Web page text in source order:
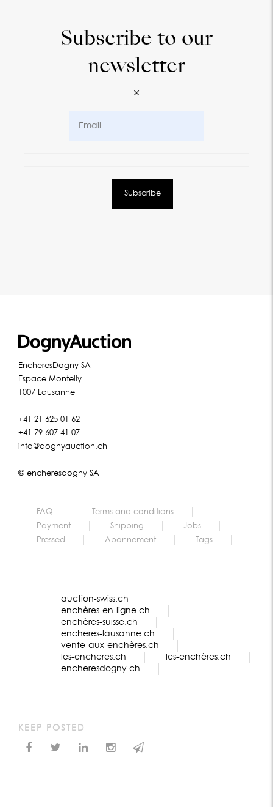
Subscribe to our
newsletter
×
EncheresDogny SA
Espace Montelly
1007 Lausanne
+41 21 625 01 62
+41 79 607 41 07
info@dognyauction.ch
© encheresdogny SA
FAQ
Terms and conditions
Payment
Shipping
Jobs
Pressed
Abonnement Tags
auction-swiss.ch
enchères-en-ligne.ch
enchères-suisse.ch
encheres-lausanne.ch
vente-aux-enchères.ch
les-encheres.ch
les-enchères.ch
encheresdogny.ch
KEEP POSTED